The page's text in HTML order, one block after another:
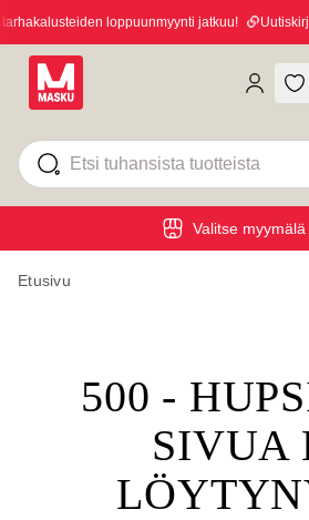
loppuunmyynti jatkuu!
Valitse myymälä
Etusivu
500 -
SIVUA